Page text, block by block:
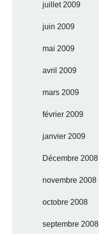
juillet 2009
juin 2009
mai 2009
avril 2009
mars 2009
février 2009
janvier 2009
Décembre 2008
novembre 2008
octobre 2008
septembre 2008